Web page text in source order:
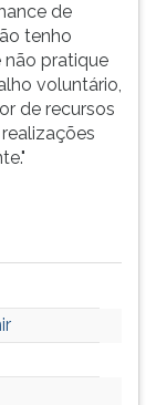
de
tenho
pratique
voluntário,
de recursos